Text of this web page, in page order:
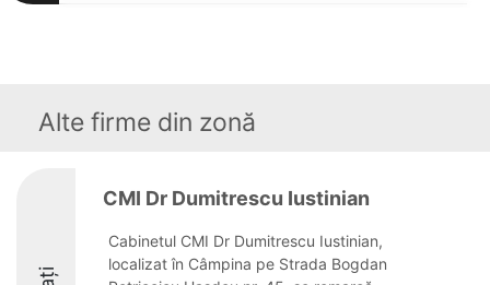
Alte firme din zonă
CMI Dr Dumitrescu Iustinian
Cabinetul CMI Dr Dumitrescu Iustinian,
localizat în Câmpina pe Strada Bogdan